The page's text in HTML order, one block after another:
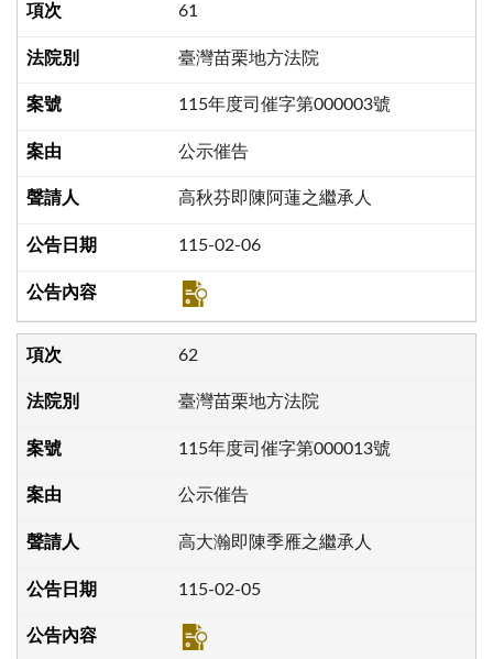
61
臺灣苗栗地方法院
115年度司催字第000003號
公示催告
高秋芬即陳阿蓮之繼承人
115-02-06
62
臺灣苗栗地方法院
115年度司催字第000013號
公示催告
高大瀚即陳季雁之繼承人
115-02-05